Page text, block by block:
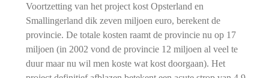
Voortzetting van het project kost Opsterland en
Smallingerland dik zeven miljoen euro, berekent de
provincie. De totale kosten raamt de provincie nu op 17
miljoen (in 2002 vond de provincie 12 miljoen al veel te
duur maar nu wil men koste wat kost doorgaan). Het